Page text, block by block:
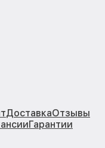
ДоставкаОтзывы
Гарантии